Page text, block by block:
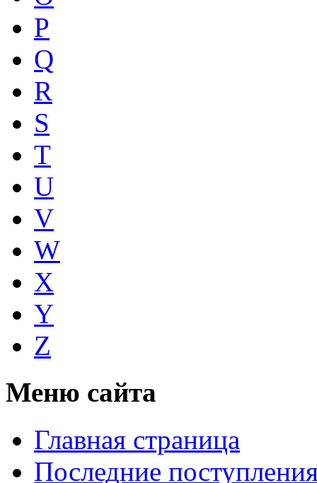
P
Q
R
S
T
U
V
W
X
Y
Z
Меню сайта
Главная страница
Последние